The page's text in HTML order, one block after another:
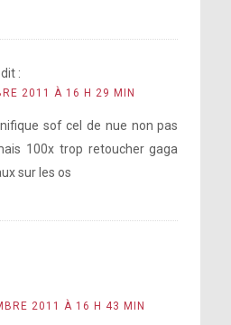
dit :
2011 À 16 H 29 MIN
sof cel de nue non pas
100x trop retoucher gaga
sur les os
2011 À 16 H 43 MIN